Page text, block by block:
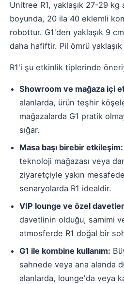
Unitree R1, yaklaşık 27-29 kg
boyunda, 20 ila 40 eklemli
robottur. G1'den yaklaşık 9
daha hafiftir. Pil ömrü
R1'i şu etkinlik tiplerinde
Showroom ve mağaza içi
alanlarda, ürün teşhir
mağazalarda G1 pratik
sığar.
Masa başı birebir etkileşim:
teknoloji mağazası veya
ziyaretçiyle yakın
senaryolarda R1 idealdir.
VIP lounge ve özel
davetlinin olduğu, samimi
atmosferde R1 doğal bir
G1 ile kombine kullanım:
sahnede veya ana alanda
alanlarda, lounge'da veya